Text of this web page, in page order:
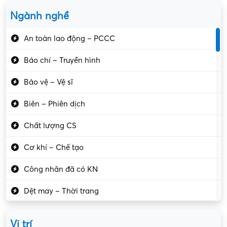
Ngành nghề
An toàn lao động – PCCC
Báo chí – Truyền hình
Bảo vệ – Vệ sĩ
Biên – Phiên dịch
Chất lượng CS
Cơ khí – Chế tạo
Công nhân đã có KN
Dệt may – Thời trang
Vị trí